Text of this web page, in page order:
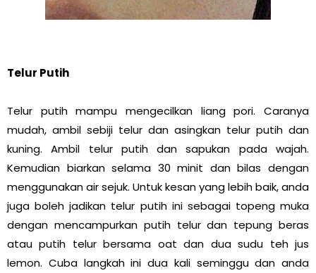
Telur Putih
Telur putih mampu mengecilkan liang pori. Caranya
mudah, ambil sebiji telur dan asingkan telur putih dan
kuning. Ambil telur putih dan sapukan pada wajah.
Kemudian biarkan selama 30 minit dan bilas dengan
menggunakan air sejuk. Untuk kesan yang lebih baik, anda
juga boleh jadikan telur putih ini sebagai topeng muka
dengan mencampurkan putih telur dan tepung beras
atau putih telur bersama oat dan dua sudu teh jus
lemon. Cuba langkah ini dua kali seminggu dan anda